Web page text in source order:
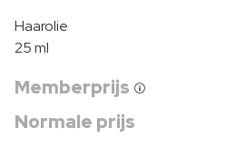
Haarolie
25 ml
Memberprijs
Normale prijs